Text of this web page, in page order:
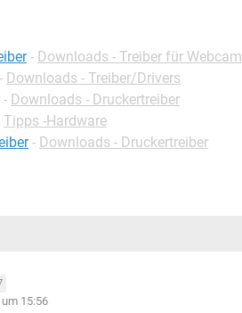
- Downloads - Treiber für Webcam
- Downloads - Treiber/Drivers
- Downloads - Druckertreiber
Tipps -Hardware
- Downloads - Druckertreiber
15:56